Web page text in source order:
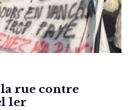
la rue contre
1er